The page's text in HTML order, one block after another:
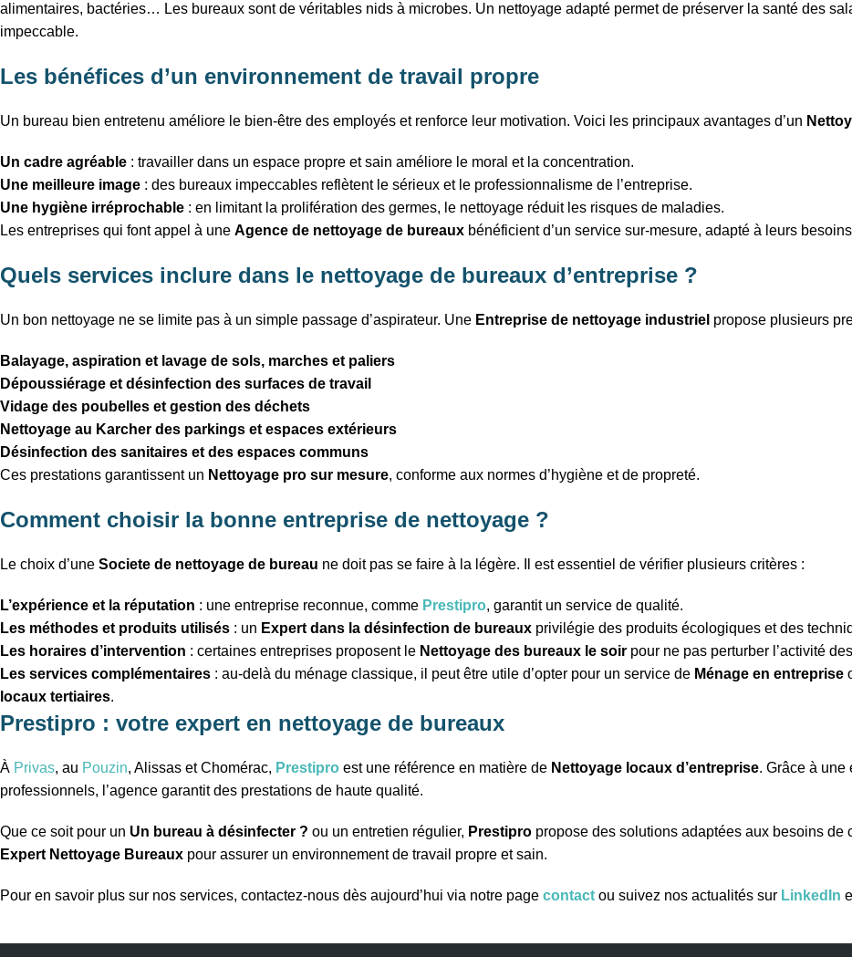
alimentaires, bactéries… Les bureaux sont de véritables nids à microbes. Un nettoyage adapté permet de préserver la santé des
impeccable.
Les bénéfices d’un environnement de travail propre
Un bureau bien entretenu améliore le bien-être des employés et renforce leur motivation. Voici les principaux avantages d’un
Un cadre agréable : travailler dans un espace propre et sain améliore le moral et la concentration.
Une meilleure image : des bureaux impeccables reflètent le sérieux et le professionnalisme de l’entreprise.
Une hygiène irréprochable : en limitant la prolifération des germes, le nettoyage réduit les risques de maladies.
Les entreprises qui font appel à une Agence de nettoyage de bureaux bénéficient d’un service sur-mesure, adapté à leurs
Quels services inclure dans le nettoyage de bureaux d’entreprise ?
Un bon nettoyage ne se limite pas à un simple passage d’aspirateur. Une Entreprise de nettoyage industriel propose plusieurs
Balayage, aspiration et lavage de sols, marches et paliers
Dépoussiérage et désinfection des surfaces de travail
Vidage des poubelles et gestion des déchets
Nettoyage au Karcher des parkings et espaces extérieurs
Désinfection des sanitaires et des espaces communs
Ces prestations garantissent un Nettoyage pro sur mesure, conforme aux normes d’hygiène et de propreté.
Comment choisir la bonne entreprise de nettoyage ?
Le choix d’une Societe de nettoyage de bureau ne doit pas se faire à la légère. Il est essentiel de vérifier plusieurs critères :
L’expérience et la réputation : une entreprise reconnue, comme Prestipro, garantit un service de qualité.
Les méthodes et produits utilisés : un Expert dans la désinfection de bureaux privilégie des produits écologiques et des
Les horaires d’intervention : certaines entreprises proposent le Nettoyage des bureaux le soir pour ne pas perturber l’activité
Les services complémentaires : au-delà du ménage classique, il peut être utile d’opter pour un service de Ménage en entreprise
locaux tertiaires.
Prestipro : votre expert en nettoyage de bureaux
À Privas, au Pouzin, Alissas et Chomérac, Prestipro est une référence en matière de Nettoyage locaux d’entreprise. Grâce à une
professionnels, l’agence garantit des prestations de haute qualité.
Que ce soit pour un Un bureau à désinfecter ? ou un entretien régulier, Prestipro propose des solutions adaptées aux besoins de
Expert Nettoyage Bureaux pour assurer un environnement de travail propre et sain.
Pour en savoir plus sur nos services, contactez-nous dès aujourd’hui via notre page contact ou suivez nos actualités sur LinkedIn